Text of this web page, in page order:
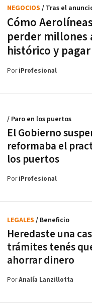
Cómo
perder millones
histórico y
NEGOCIOS / Tras el
PoriProfesional
El Gobierno
reformaba el
los puertos
/ Paro en los puertos
PoriProfesional
Heredaste una
trámites tenés
ahorrar dinero
LEGALES / Beneficio
PorAnalía Lanzillotta